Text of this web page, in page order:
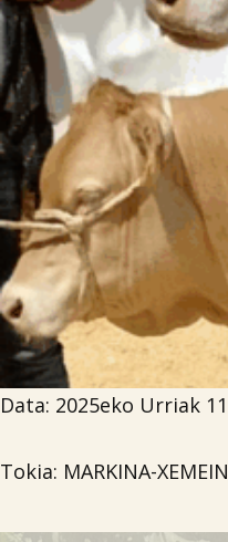
Data: 2025eko Urriak 11
Tokia: MARKINA-XEMEIN